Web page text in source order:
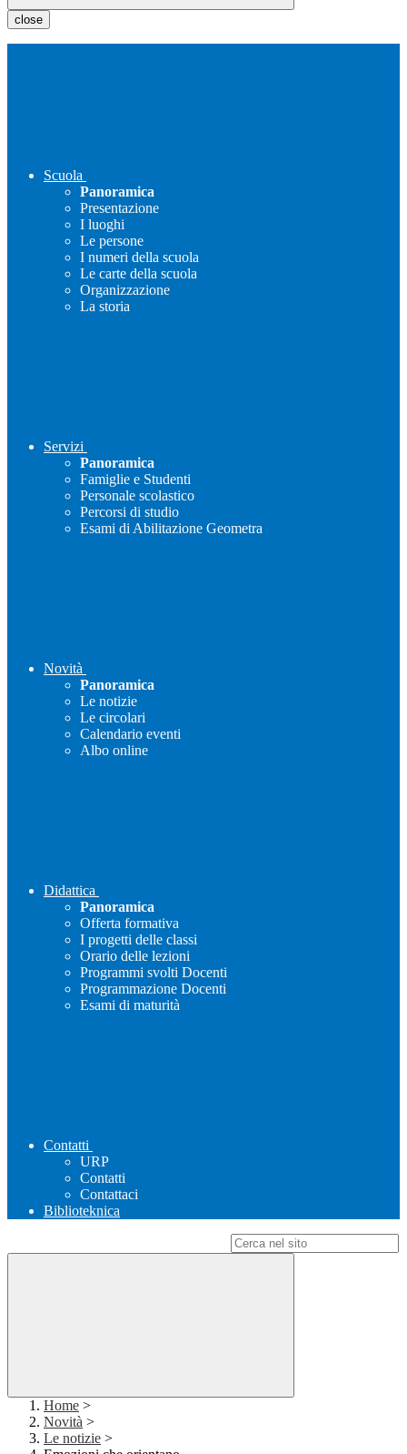
close
Scuola
Panoramica
Presentazione
I luoghi
Le persone
I numeri della scuola
Le carte della scuola
Organizzazione
La storia
Servizi
Panoramica
Famiglie e Studenti
Personale scolastico
Percorsi di studio
Esami di Abilitazione Geometra
Novità
Panoramica
Le notizie
Le circolari
Calendario eventi
Albo online
Didattica
Panoramica
Offerta formativa
I progetti delle classi
Orario delle lezioni
Programmi svolti Docenti
Programmazione Docenti
Esami di maturità
Contatti
URP
Contatti
Contattaci
Biblioteknica
Home >
Novità >
Le notizie >